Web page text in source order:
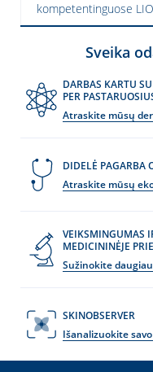
kompetentinguose
Sveika
DARBAS KARTU
PER
Atraskite mūsų
DIDELĖ PAGARBA
Atraskite mūsų
VEIKSMINGUMAS
MEDICININĖJE
Sužinokite
SKINOBSERVER
Išanalizuokite